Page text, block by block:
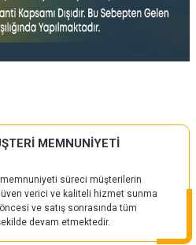
MEMNUNİYETİ
süreci müşterilerin
verici ve kaliteli hizmet sunma
öncesi ve satış sonrasında tüm
devam etmektedir.